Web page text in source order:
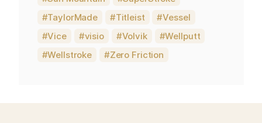
TaylorMade
Titleist
Vessel
Vice
visio Volvik
Wellputt
Wellstroke
Zero Friction